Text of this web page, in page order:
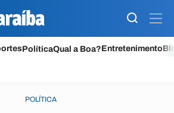
PolíticaQual a Boa?Entretenimento
POLÍTICA